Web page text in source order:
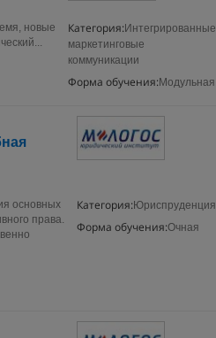
Категория: Интегрированные
маркетинговые
коммуникации
Форма обучения: Модульная
новые
Категория: Юриспруденция
Форма обучения:Очная
основных
права.